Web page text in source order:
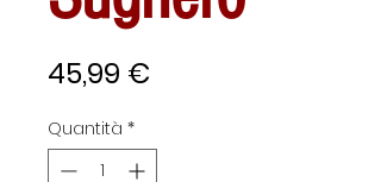
45,99 €
Quantità *